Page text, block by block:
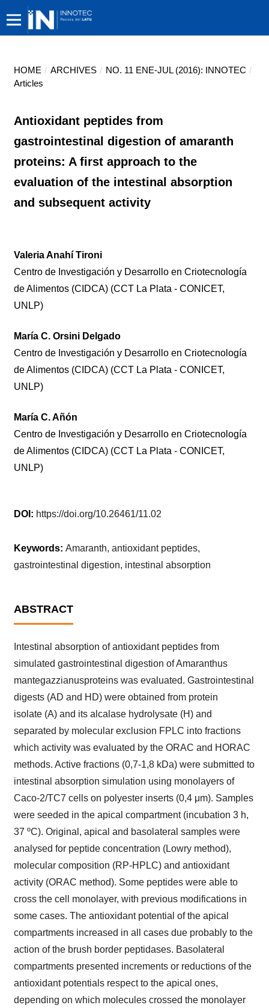
HOME / ARCHIVES / NO. 11 ENE-JUL (2016): INNOTEC /
Articles
Antioxidant peptides from
gastrointestinal digestion of amaranth
proteins: A first approach to the
evaluation of the intestinal absorption
and subsequent activity
Valeria Anahí Tironi
Centro de Investigación y Desarrollo en Criotecnología
de Alimentos (CIDCA) (CCT La Plata - CONICET,
UNLP)
María C. Orsini Delgado
Centro de Investigación y Desarrollo en Criotecnología
de Alimentos (CIDCA) (CCT La Plata - CONICET,
UNLP)
María C. Añón
Centro de Investigación y Desarrollo en Criotecnología
de Alimentos (CIDCA) (CCT La Plata - CONICET,
UNLP)
DOI: https://doi.org/10.26461/11.02
Keywords: Amaranth, antioxidant peptides,
gastrointestinal digestion, intestinal absorption
ABSTRACT
Intestinal absorption of antioxidant peptides from
simulated gastrointestinal digestion of Amaranthus
mantegazzianusproteins was evaluated. Gastrointestinal
digests (AD and HD) were obtained from protein
isolate (A) and its alcalase hydrolysate (H) and
separated by molecular exclusion FPLC into fractions
which activity was evaluated by the ORAC and HORAC
methods. Active fractions (0,7-1,8 kDa) were submitted to
intestinal absorption simulation using monolayers of
Caco-2/TC7 cells on polyester inserts (0,4 μm). Samples
were seeded in the apical compartment (incubation 3 h,
37 ºC). Original, apical and basolateral samples were
analysed for peptide concentration (Lowry method),
molecular composition (RP-HPLC) and antioxidant
activity (ORAC method). Some peptides were able to
cross the cell monolayer, with previous modifications in
some cases. The antioxidant potential of the apical
compartments increased in all cases due probably to the
action of the brush border peptidases. Basolateral
compartments presented increments or reductions of the
antioxidant potentials respect to the apical ones,
depending on which molecules crossed the monolayer